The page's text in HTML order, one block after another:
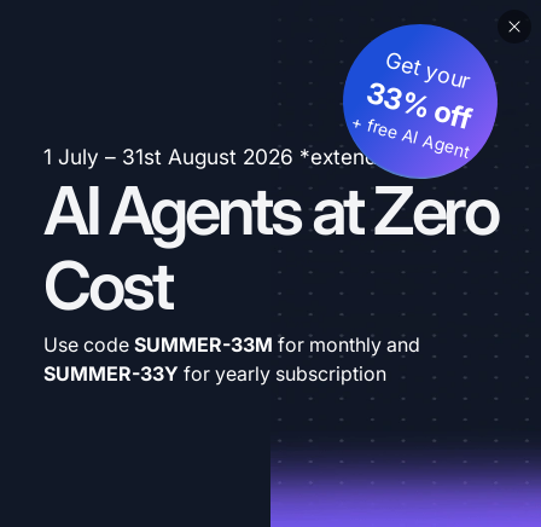
1 July – 31st August 2026 *extended
AI Agents at Zero
Cost
Get your
33% off
+ free AI Agent
Use code SUMMER-33M for monthly and
SUMMER-33Y for yearly subscription